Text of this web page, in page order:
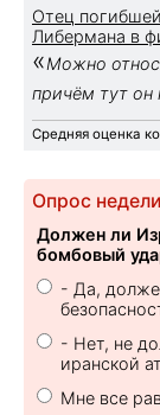
Отец
Либермана в
«Можно
причём тут он
Средняя оценка
Опрос недели
Должен ли
бомбовый
- Да,
- Нет, не
иранской
Мне все